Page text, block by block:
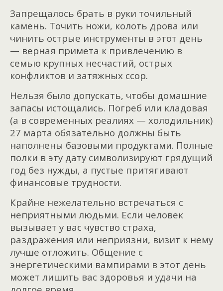
Запрещалось брать в руки точильный
камень. Точить ножи, колоть дрова или
чинить острые инструменты в этот день
— верная примета к привлечению в
семью крупных несчастий, острых
конфликтов и затяжных ссор.
Нельзя было допускать, чтобы домашние
запасы истощались. Погреб или кладовая
(а в современных реалиях — холодильник)
27 марта обязательно должны быть
наполнены базовыми продуктами. Полные
полки в эту дату символизируют грядущий
год без нужды, а пустые притягивают
финансовые трудности.
Крайне нежелательно встречаться с
неприятными людьми. Если человек
вызывает у вас чувство страха,
раздражения или неприязни, визит к нему
лучше отложить. Общение с
энергетическими вампирами в этот день
может лишить вас здоровья и удачи на